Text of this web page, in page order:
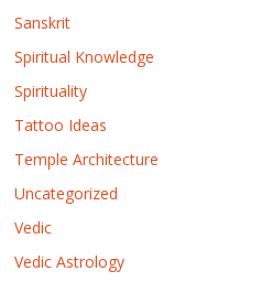
Sanskrit
Spiritual Knowledge
Spirituality
Tattoo Ideas
Temple Architecture
Uncategorized
Vedic
Vedic Astrology